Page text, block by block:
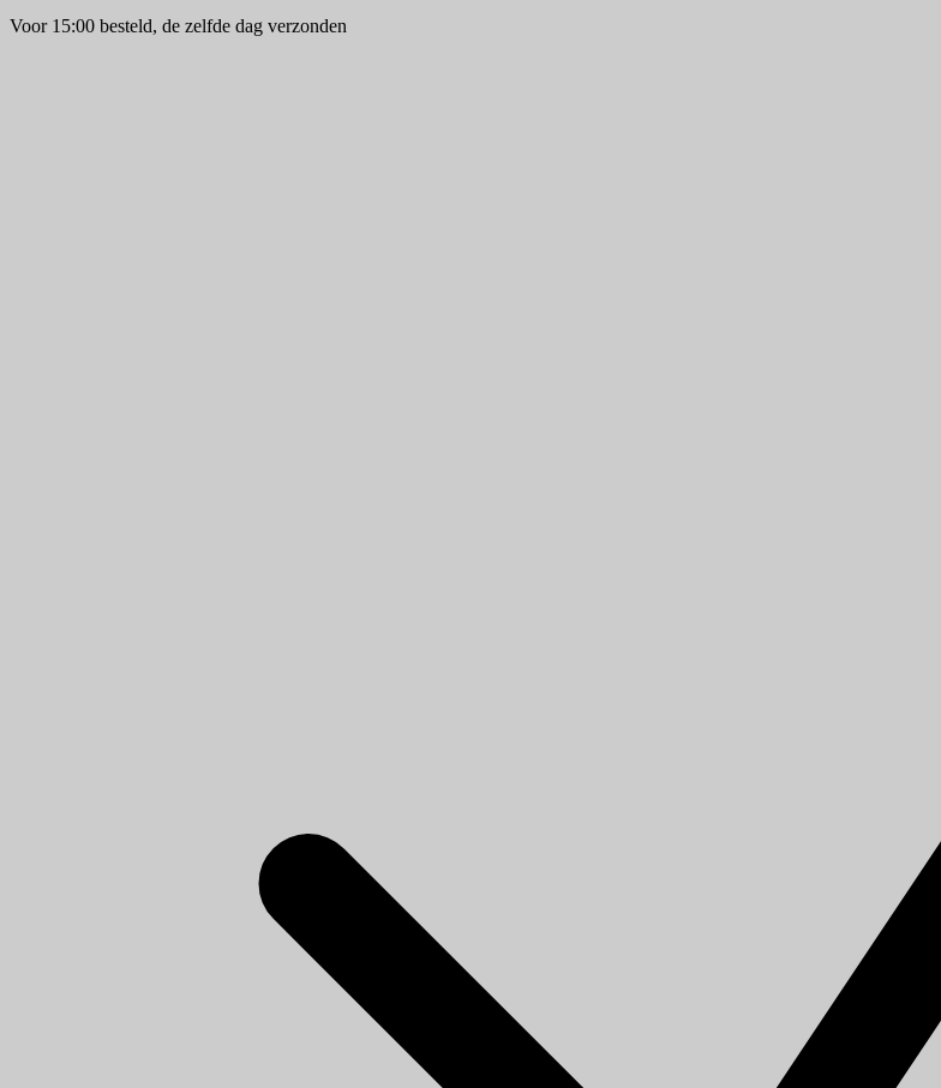
Voor 15:00 besteld, de zelfde dag verzonden